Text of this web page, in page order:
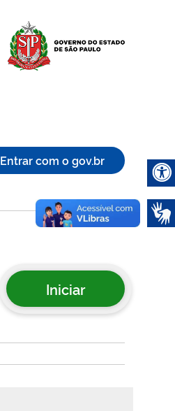
Entrar com o gov.br
Iniciar